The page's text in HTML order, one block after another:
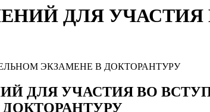
ДЛЯ
ДЛЯ УЧАСТИЯ ВО
ДОКТОРАНТУРУ